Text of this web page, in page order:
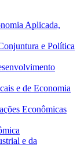
Aplicada,
e Política
e de Economia
Econômicas
e da